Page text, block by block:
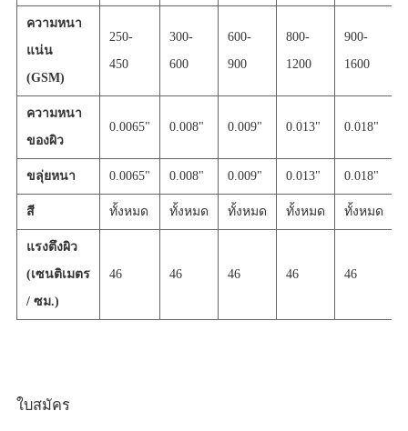
ความหนา
แน่น
(GSM)
250-
450
300-
600
600-
900
800-
1200
900-
1600
ความหนา
ของผิว
0.0065" 0.008" 0.009" 0.013" 0.018"
ขลุ่ยหนา 0.0065" 0.008" 0.009" 0.013" 0.018"
สี ทั้งหมด ทั้งหมด ทั้งหมด ทั้งหมด ทั้งหมด
แรงตึงผิว
(เซนติเมตร
/ ซม.)
46 46 46 46 46
ใบสมัคร